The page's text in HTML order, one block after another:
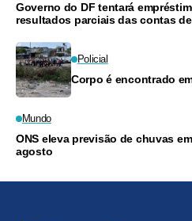
Governo do DF tentará
resultados parciais das contas
Policial
Corpo é encontrado
Mundo
ONS eleva previsão de chuvas
agosto